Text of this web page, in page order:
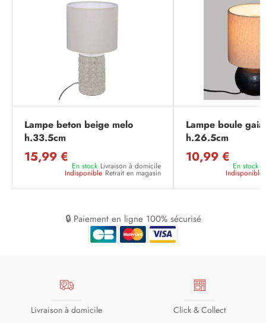
Lampe beton beige melo
h.33.5cm
15,99 €
En stock Livraison à domicile
Indisponible Retrait en magasin
Lampe boule
h.26.5cm
10,99 €
En stock
Indisponible
🔒 Paiement en ligne 100% sécurisé
Livraison à domicile Click & Collect